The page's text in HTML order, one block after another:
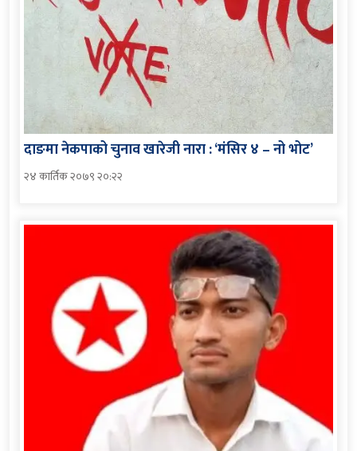
दाङमा नेकपाको चुनाव खारेजी नारा : ‘मंसिर ४ – नो भोट’
२४ कार्तिक २०७९ २०:२२